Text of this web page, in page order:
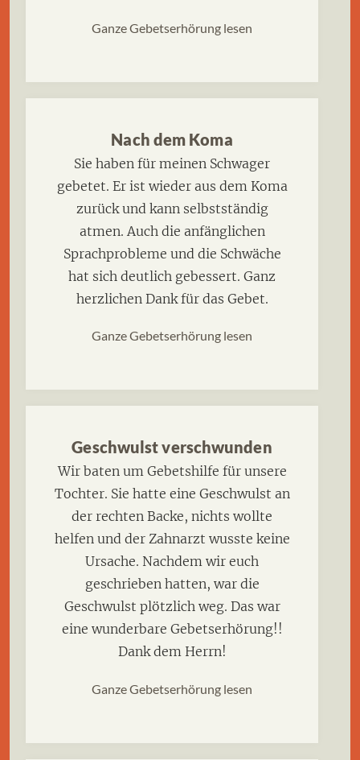
Ganze Gebetserhörung lesen
Nach dem Koma
Sie haben für meinen Schwager
gebetet. Er ist wieder aus dem Koma
zurück und kann selbstständig
atmen. Auch die anfänglichen
Sprachprobleme und die Schwäche
hat sich deutlich gebessert. Ganz
herzlichen Dank für das Gebet.
Ganze Gebetserhörung lesen
Geschwulst verschwunden
Wir baten um Gebetshilfe für unsere
Tochter. Sie hatte eine Geschwulst an
der rechten Backe, nichts wollte
helfen und der Zahnarzt wusste keine
Ursache. Nachdem wir euch
geschrieben hatten, war die
Geschwulst plötzlich weg. Das war
eine wunderbare Gebetserhörung!!
Dank dem Herrn!
Ganze Gebetserhörung lesen